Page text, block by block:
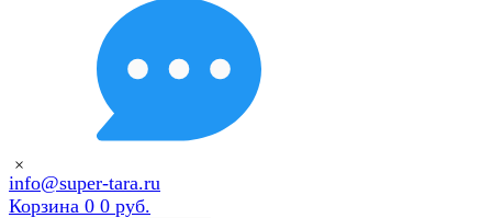
×
info@super-tara.ru
Корзина 0 0 руб.